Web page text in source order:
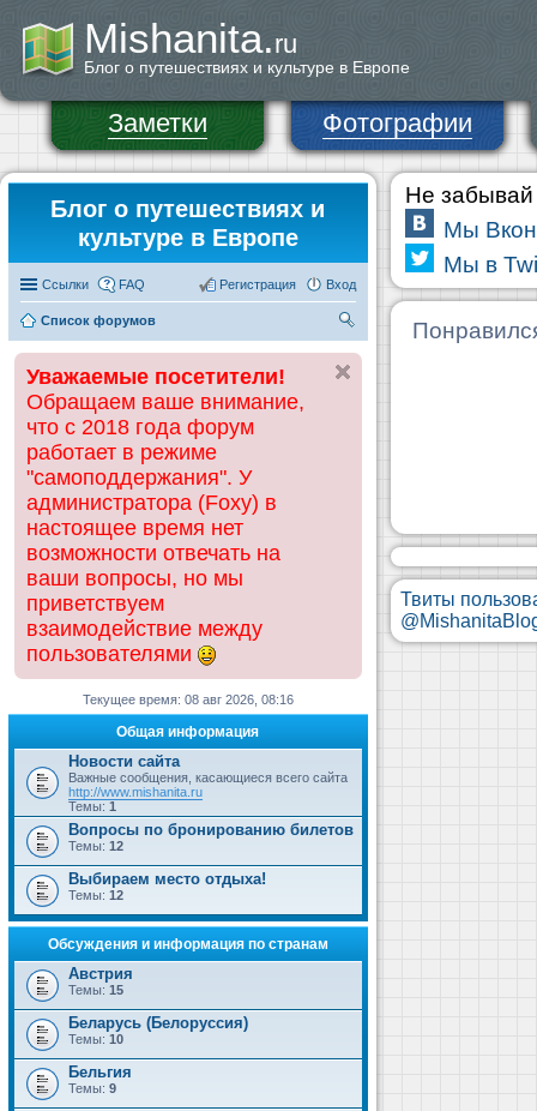
Mishanita.ru
Блог о путешествиях и культуре в Европе
Заметки Фотографии
Блог о путешествиях и
культуре в Европе
Ссылки FAQ Вход
Регистрация
Список форумов
ск
Уважаемые посетители!
Обращаем ваше внимание,
что с 2018 года форум
работает в режиме
"самоподдержания". У
администратора (Foxy) в
настоящее время нет
возможности отвечать на
ваши вопросы, но мы
приветствуем
взаимодействие между
пользователями
Текущее время: 08 авг 2026, 08:16
Общая информация
Новости сайта
Важные сообщения, касающиеся всего сайта
http://www.mishanita.ru
Темы: 1
Вопросы по бронированию билетов
Темы: 12
Выбираем место отдыха!
Темы: 12
Обсуждения и информация по странам
Австрия
Темы: 15
Беларусь (Белоруссия)
Темы: 10
Бельгия
Темы: 9
Не забывай
Мы
Мы в
Твиты